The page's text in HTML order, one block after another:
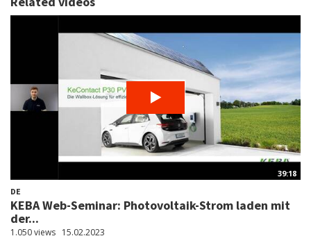
39:18
DE
KEBA Web-Seminar: Photovoltaik-Strom laden mit
der...
1.050 views 15.02.2023